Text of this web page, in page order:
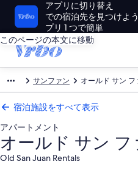
アプリに切り替え
での宿泊先を見つけよ
プリ 1 つで簡単
このページの本文に移動
サンファン オールド サン
宿泊施設をすべて表示
アパートメント
オールド サン
Old San Juan Rentals